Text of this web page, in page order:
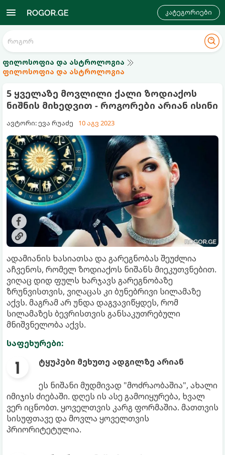
კატეგორიები
ფილოსოფია და ასტროლოგია
ფილოსოფია და ასტროლოგია
5 ყველაზე მოვლილი ქალი ზოდიაქოს
ნიშნის მიხედვით - როგორები არიან ისინი
ავტორი: ევა რუაძე 10 აგვ 2023
ადამიანის ხასიათსა და გარეგნობას შეუძლია
აჩვენოს, რომელ ზოდიაქოს ნიშანს მიეკუთვნებით.
ვიღაც დიდ ფულს ხარჯავს გარეგნობაზე
ზრუნვისთვის, ვიღაცას კი ბუნებრივი სილამაზე
აქვს. მაგრამ არ უნდა დაგვავიწყდეს, რომ
სილამაზეს ბევრისთვის განსაკუთრებული
მნიშვნელობა აქვს.
საფეხურები:
ტყუპები მეხუთე ადგილზე არიან
ეს ნიშანი მუდმივად "მოძრაობაშია", ახალი
იმიჯის ძიებაში. დღეს ის ასე გამოიყურება, ხვალ
ვერ იცნობთ. ყოველთვის კარგ ფორმაშია. მათთვის
სისუფთავე და მოვლა ყოველთვის
პრიორიტეტულია.